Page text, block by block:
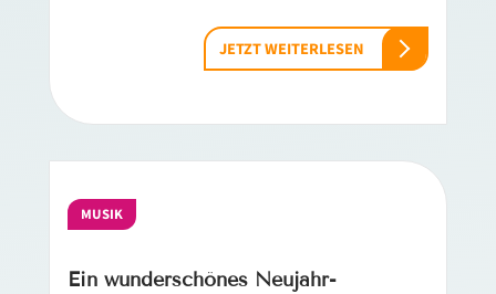
JETZT WEITERLESEN
MUSIK
Ein wunderschönes Neujahr-